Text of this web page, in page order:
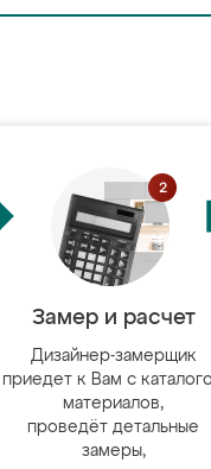
Замер и расчет
Дизайнер-замерщик
приедет к Вам с
материалов,
проведёт детальные
замеры,